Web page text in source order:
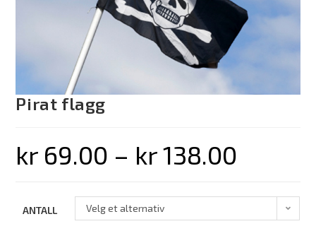
Pirat flagg
kr 69.00 – kr138.00
ANTALL Velg et alternativ